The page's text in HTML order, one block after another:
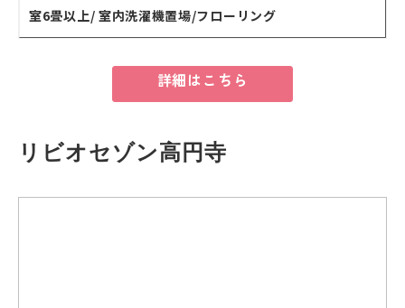
室6畳以上/ 室内洗濯機置場/フローリング
詳細はこちら
リビオセゾン高円寺